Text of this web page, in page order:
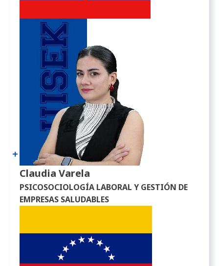
Claudia Varela
PSICOSOCIOLOGÍA LABORAL Y GESTIÓN DE
EMPRESAS SALUDABLES